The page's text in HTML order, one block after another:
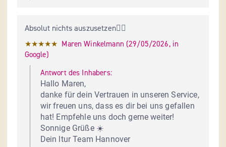
Absolut nichts auszusetzen👍🏻
★★★★★ Maren Winkelmann (29/05/2026, in
Google)
Antwort des Inhabers:
Hallo Maren,
danke für dein Vertrauen in unseren Service,
wir freuen uns, dass es dir bei uns gefallen
hat! Empfehle uns doch gerne weiter!
Sonnige Grüße ☀️
Dein ltur Team Hannover